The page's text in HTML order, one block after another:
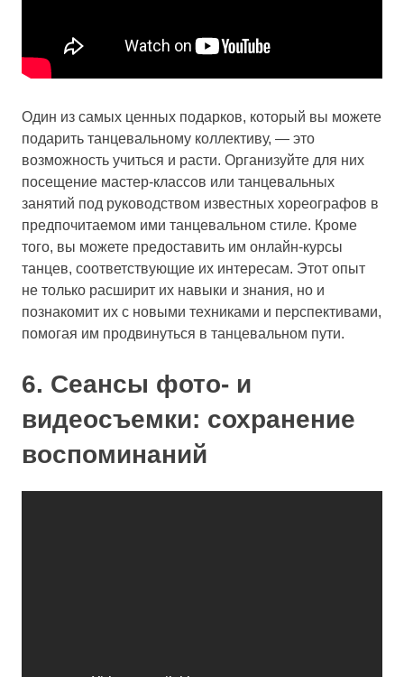
Один из самых ценных подарков, который вы можете
подарить танцевальному коллективу, — это
возможность учиться и расти. Организуйте для них
посещение мастер-классов или танцевальных
занятий под руководством известных хореографов в
предпочитаемом ими танцевальном стиле. Кроме
того, вы можете предоставить им онлайн-курсы
танцев, соответствующие их интересам. Этот опыт
не только расширит их навыки и знания, но и
познакомит их с новыми техниками и перспективами,
помогая им продвинуться в танцевальном пути.
6. Сеансы фото- и
видеосъемки: сохранение
воспоминаний